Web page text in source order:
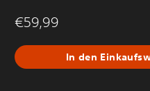
€59,99
In den